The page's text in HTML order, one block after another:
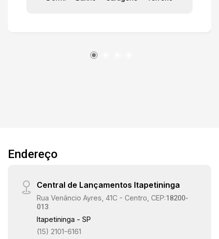
Endereço
Central de Lançamentos Itapetininga
Rua Venâncio Ayres, 41C - Centro, CEP:18200-
013
Itapetininga - SP
(15) 2101-6161